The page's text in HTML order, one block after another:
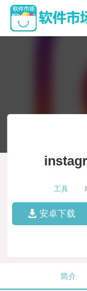
工具
安卓下载
简介